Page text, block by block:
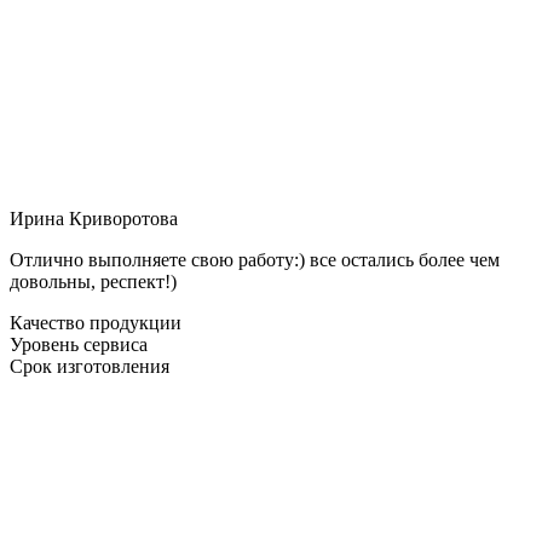
Ирина Криворотова
Отлично выполняете свою работу:) все остались более чем
довольны, респект!)
Качество продукции
Уровень сервиса
Срок изготовления